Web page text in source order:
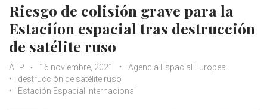
Riesgo de colisión grave para la
Estaciíon espacial tras destrucción
de satélite ruso
AFP 16 noviembre, 2021
Agencia Espacial Europea
destrucción de satélite ruso
Estación Espacial Internacional